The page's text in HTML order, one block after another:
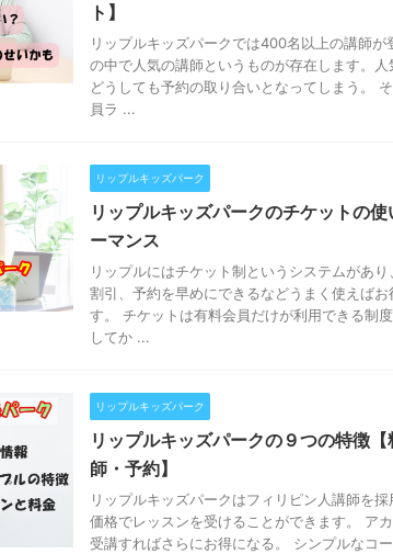
ト】
リップルキッズパークでは400名以上の講師が
の中で人気の講師というものが存在します。人
どうしても予約の取り合いとなってしまう。
員ラ ...
リップルキッズパーク
リップルキッズパークのチケットの
ーマンス
リップルにはチケット制というシステムがあ
割引、予約を早めにできるなどうまく使えばお
す。 チケットは有料会員だけが利用できる制
してか ...
リップルキッズパーク
リップルキッズパークの９つの特徴
師・予約】
リップルキッズパークはフィリピン人講師を
価格でレッスンを受けることができます。 ア
受講すればさらにお得になる。 シンプルなコ